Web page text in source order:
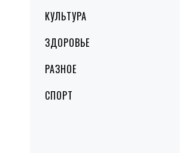
КУЛЬТУРА
ЗДОРОВЬЕ
РАЗНОЕ
СПОРТ